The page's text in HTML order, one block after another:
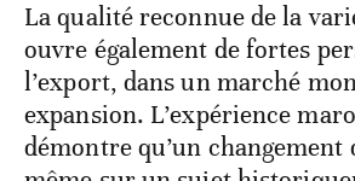
La qualité reconnue de la
ouvre également de fortes
l’export, dans un marché
expansion. L’expérience
démontre qu’un changement